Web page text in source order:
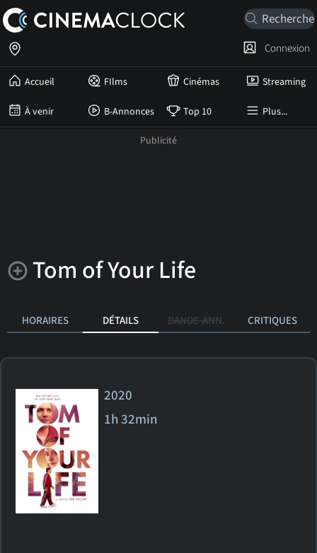
Accueil FIlms Cinémas Streaming
À venir B-Annonces Top 10 Plus...
Connexion
Tom of Your Life
HORAIRES DÉTAILS BANDE-ANN. CRITIQUES
2020
1h 32min